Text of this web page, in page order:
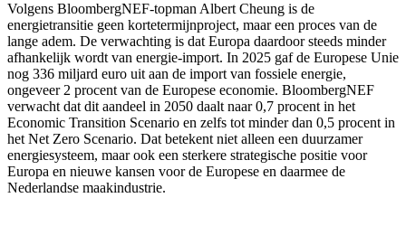
Volgens BloombergNEF-topman Albert Cheung is de
energietransitie geen kortetermijnproject, maar een proces van de
lange adem. De verwachting is dat Europa daardoor steeds minder
afhankelijk wordt van energie-import. In 2025 gaf de Europese Unie
nog 336 miljard euro uit aan de import van fossiele energie,
ongeveer 2 procent van de Europese economie. BloombergNEF
verwacht dat dit aandeel in 2050 daalt naar 0,7 procent in het
Economic Transition Scenario en zelfs tot minder dan 0,5 procent in
het Net Zero Scenario. Dat betekent niet alleen een duurzamer
energiesysteem, maar ook een sterkere strategische positie voor
Europa en nieuwe kansen voor de Europese en daarmee de
Nederlandse maakindustrie.